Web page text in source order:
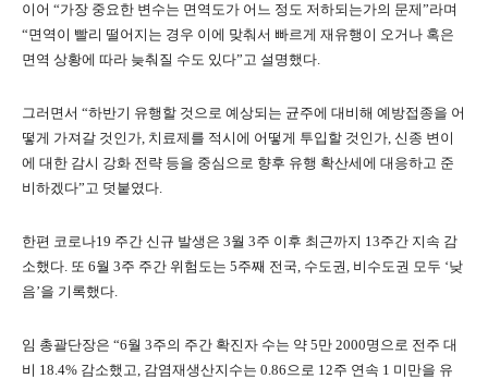
이어 “가장 중요한 변수는 면역도가 어느 정도 저하되는가의 문제”라며
“면역이 빨리 떨어지는 경우 이에 맞춰서 빠르게 재유행이 오거나 혹은
면역 상황에 따라 늦춰질 수도 있다”고 설명했다.
그러면서 “하반기 유행할 것으로 예상되는 균주에 대비해 예방접종을 어
떻게 가져갈 것인가, 치료제를 적시에 어떻게 투입할 것인가, 신종 변이
에 대한 감시 강화 전략 등을 중심으로 향후 유행 확산세에 대응하고 준
비하겠다”고 덧붙였다.
한편 코로나19 주간 신규 발생은 3월 3주 이후 최근까지 13주간 지속 감
소했다. 또 6월 3주 주간 위험도는 5주째 전국, 수도권, 비수도권 모두 ‘낮
음’을 기록했다.
임 총괄단장은 “6월 3주의 주간 확진자 수는 약 5만 2000명으로 전주 대
비 18.4% 감소했고, 감염재생산지수는 0.86으로 12주 연속 1 미만을 유